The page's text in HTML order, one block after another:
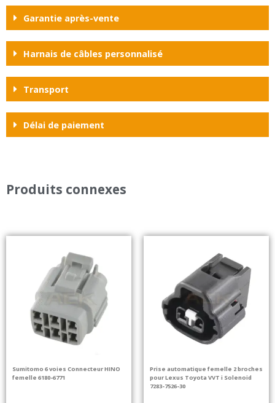
Garantie après-vente
Harnais de câbles personnalisé
Transport
Délai de paiement
Produits connexes
Sumitomo 6 voies Connecteur HINO
femelle 6180-6771
Prise automatique femelle 2 broches
pour Lexus Toyota VVT i Solenoid
7283-7526-30